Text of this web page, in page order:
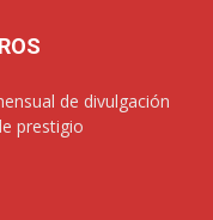
de divulgación
prestigio